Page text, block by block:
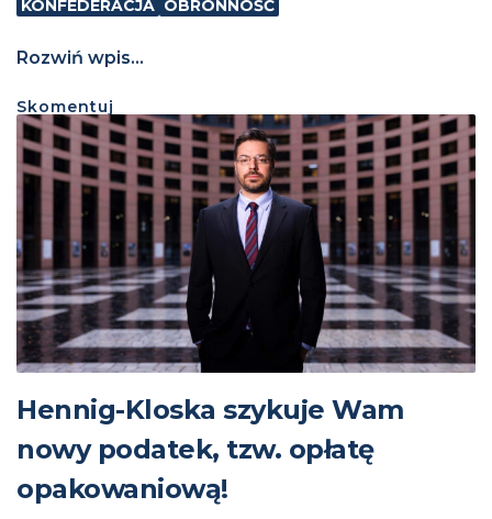
KONFEDERACJA OBRONNOŚĆ
Rozwiń wpis...
Skomentuj
Hennig-Kloska szykuje Wam
nowy podatek, tzw. opłatę
opakowaniową!